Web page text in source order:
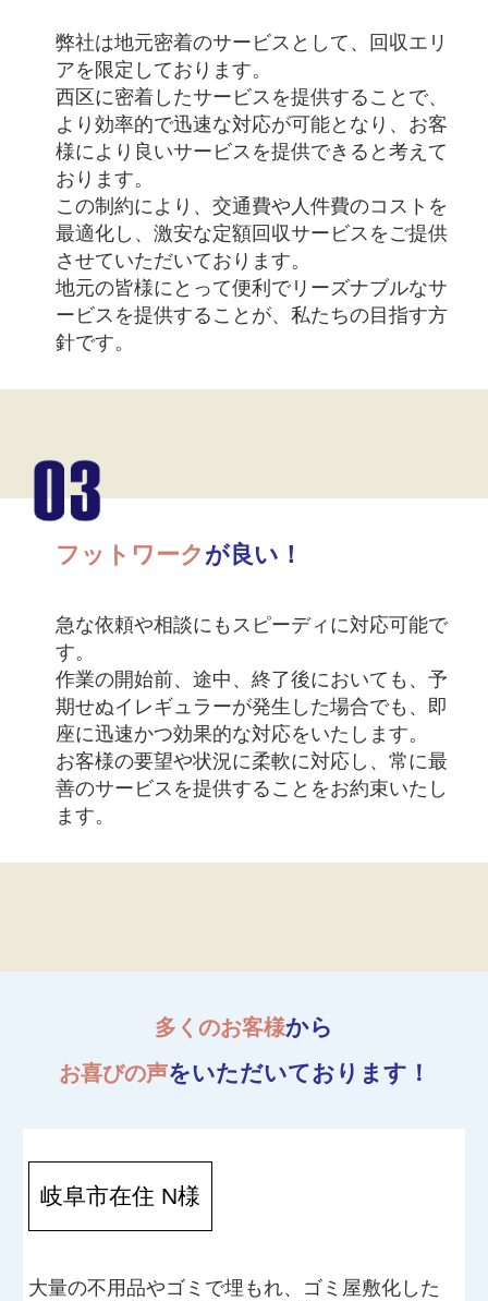
弊社は地元密着のサービスとして、回収エリ
アを限定しております。
西区に密着したサービスを提供することで、
より効率的で迅速な対応が可能となり、お客
様により良いサービスを提供できると考えて
おります。
この制約により、交通費や人件費のコストを
最適化し、激安な定額回収サービスをご提供
させていただいております。
地元の皆様にとって便利でリーズナブルなサ
ービスを提供することが、私たちの目指す方
針です。
フットワーク が良い！
急な依頼や相談にもスピーディに対応可能で
す。
作業の開始前、途中、終了後においても、予
期せぬイレギュラーが発生した場合でも、即
座に迅速かつ効果的な対応をいたします。
お客様の要望や状況に柔軟に対応し、常に最
善のサービスを提供することをお約束いたし
ます。
多くのお客様から
お喜びの声をいただいております！
岐阜市在住 N様
大量の不用品やゴミで埋もれ、ゴミ屋敷化した